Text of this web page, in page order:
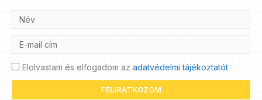
Elolvastam és elfogadom az adatvédelmi tájékoztatót
FELIRATKOZOM